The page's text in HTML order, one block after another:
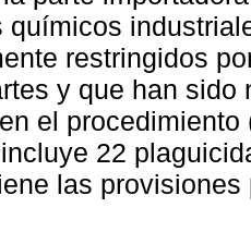
químicos
restringidos
y que han
el
22
las